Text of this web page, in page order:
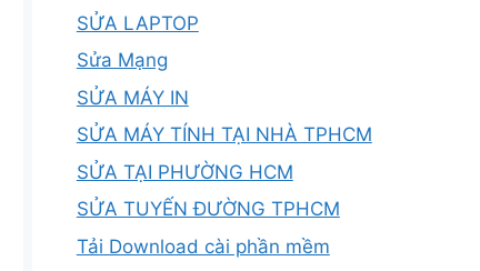
SỬA LAPTOP
Sửa Mạng
SỬA MÁY IN
SỬA MÁY TÍNH TẠI NHÀ TPHCM
SỬA TẠI PHƯỜNG HCM
SỬA TUYẾN ĐƯỜNG TPHCM
Tải Download cài phần mềm